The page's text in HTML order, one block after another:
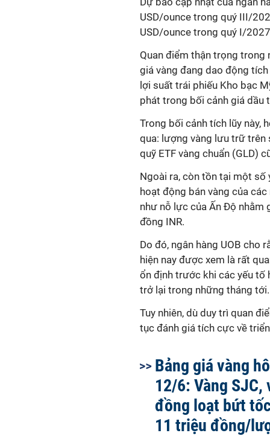
USD/ounce trong quý III/
USD/ounce trong quý I/
Quan điểm thận trọng trong
giá vàng đang dao động
lợi suất trái phiếu Kho bạc
phát trong bối cảnh giá dầu
Trong bối cảnh tích lũy này,
qua: lượng vàng lưu trữ trên
quỹ ETF vàng chuẩn (GLD)
Ngoài ra, còn tồn tại một số
hoạt động bán vàng của
như nỗ lực của Ấn Độ nhằm
đồng INR.
Do đó, ngân hàng UOB cho
hiện nay được xem là rất
ổn định trước khi các yếu tố
trở lại trong những tháng tới.
Tuy nhiên, dù duy trì quan
tục đánh giá tích cực về
Bảng giá vàng
12/6: Vàng SJC,
đồng loạt bứt
11 triệu đồng/